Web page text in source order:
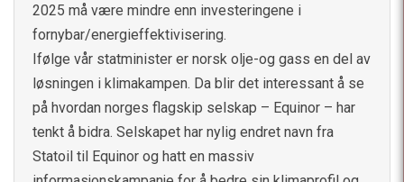
2025 må være mindre enn investeringene i
fornybar/energieffektivisering.
Ifølge vår statminister er norsk olje-og gass en del av
løsningen i klimakampen. Da blir det interessant å se
på hvordan norges flagskip selskap – Equinor – har
tenkt å bidra. Selskapet har nylig endret navn fra
Statoil til Equinor og hatt en massiv